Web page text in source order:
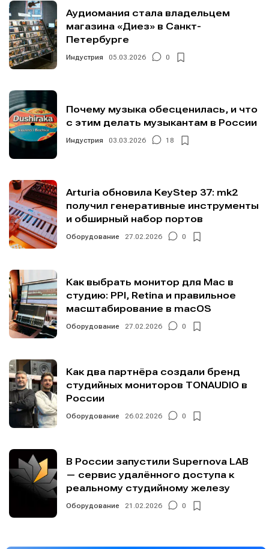
Аудиомания стала владельцем
магазина «Диез» в Санкт-
Петербурге
Индустрия 05.03.2026 0
Почему музыка обесценилась, и что
с этим делать музыкантам в России
Индустрия 03.03.2026 18
Arturia обновила KeyStep 37: mk2
получил генеративные инструменты
и обширный набор портов
Оборудование 27.02.2026 0
Как выбрать монитор для Mac в
студию: PPI, Retina и правильное
масштабирование в macOS
Оборудование 27.02.2026 0
Как два партнёра создали бренд
студийных мониторов TONAUDIO в
России
Оборудование 26.02.2026 0
В России запустили Supernova LAB
— сервис удалённого доступа к
реальному студийному железу
Оборудование 21.02.2026 0